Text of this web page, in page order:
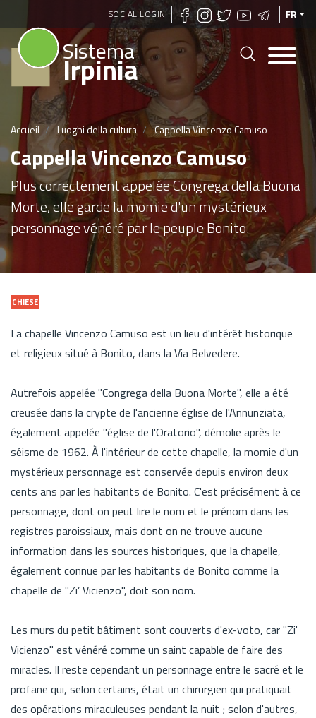
Aller
au
contenu
SOCIAL LOGIN FR
Sistema
Irpinia
Accueil Luoghi della cultura Cappella Vincenzo Camuso
Cappella Vincenzo Camuso
Plus correctement appelée Congrega della Buona
Morte, elle garde la momie d'un mystérieux
personnage vénéré par le peuple Bonito.
CHIESE
La chapelle Vincenzo Camuso est un lieu d'intérêt historique
et religieux situé à Bonito, dans la Via Belvedere.
Autrefois appelée "Congrega della Buona Morte", elle a été
creusée dans la crypte de l'ancienne église de l'Annunziata,
également appelée "église de l'Oratorio", démolie après le
séisme de 1962. À l'intérieur de cette chapelle, la momie d'un
mystérieux personnage est conservée depuis environ deux
cents ans par les habitants de Bonito. C'est précisément à ce
personnage, dont on peut lire le nom et le prénom dans les
registres paroissiaux, mais dont on ne trouve aucune
information dans les sources historiques, que la chapelle,
également connue par les habitants de Bonito comme la
chapelle de "Zi’ Vicienzo", doit son nom.
Les murs du petit bâtiment sont couverts d'ex-voto, car "Zi'
Vicienzo" est vénéré comme un saint capable de faire des
miracles. Il reste cependant un personnage entre le sacré et le
profane qui, selon certains, était un chirurgien qui pratiquait
des opérations miraculeuses pendant la nuit ; selon d'autres,